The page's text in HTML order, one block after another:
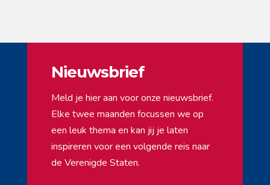
Nieuwsbrief
Meld je hier aan voor onze nieuwsbrief.
Elke twee maanden focussen we op
een leuk thema en kan jij je laten
inspireren voor een volgende reis naar
de Verenigde Staten.